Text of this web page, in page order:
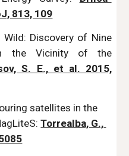
813, 109
Discovery of Nine
the Vicinity of the
S. E., et al. 2015,
satellites in the
Torrealba, G.,